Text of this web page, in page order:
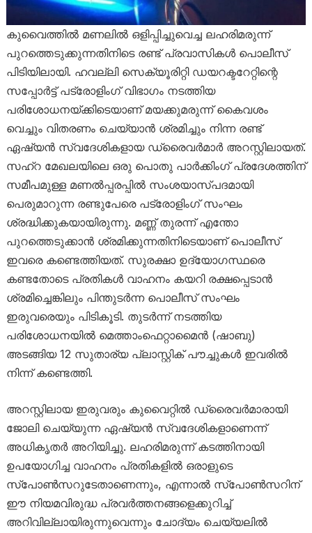
കുവൈത്തിൽ മണലിൽ ഒളിപ്പിച്ചുവെച്ച ലഹരിമരുന്ന്
പുറത്തെടുക്കുന്നതിനിടെ രണ്ട് പ്രവാസികൾ പൊലീസ്
പിടിയിലായി. ഹവല്ലി സെക്യൂരിറ്റി ഡയറക്ടറേറ്റിന്റെ
സപ്പോർട്ട് പട്രോളിംഗ് വിഭാഗം നടത്തിയ
പരിശോധനയ്ക്കിടെയാണ് മയക്കുമരുന്ന് കൈവശം
വെച്ചും വിതരണം ചെയ്യാൻ ശ്രമിച്ചും നിന്ന രണ്ട്
ഏഷ്യൻ സ്വദേശികളായ ഡ്രൈവർമാർ അറസ്റ്റിലായത്.
സഹ്റ മേഖലയിലെ ഒരു പൊതു പാർക്കിംഗ് പ്രദേശത്തിന്
സമീപമുള്ള മണൽപ്പരപ്പിൽ സംശയാസ്പദമായി
പെരുമാറുന്ന രണ്ടുപേരെ പട്രോളിംഗ് സംഘം
ശ്രദ്ധിക്കുകയായിരുന്നു. മണ്ണ് തുരന്ന് എന്തോ
പുറത്തെടുക്കാൻ ശ്രമിക്കുന്നതിനിടെയാണ് പൊലീസ്
ഇവരെ കണ്ടെത്തിയത്. സുരക്ഷാ ഉദ്യോഗസ്ഥരെ
കണ്ടതോടെ പ്രതികൾ വാഹനം കയറി രക്ഷപ്പെടാൻ
ശ്രമിച്ചെങ്കിലും പിന്തുടർന്ന പൊലീസ് സംഘം
ഇരുവരെയും പിടികൂടി. തുടർന്ന് നടത്തിയ
പരിശോധനയിൽ മെത്താംഫെറ്റാമൈൻ (ഷാബു)
അടങ്ങിയ 12 സുതാര്യ പ്ലാസ്റ്റിക് പൗച്ചുകൾ ഇവരിൽ
നിന്ന് കണ്ടെത്തി.
അറസ്റ്റിലായ ഇരുവരും കുവൈറ്റിൽ ഡ്രൈവർമാരായി
ജോലി ചെയ്യുന്ന ഏഷ്യൻ സ്വദേശികളാണെന്ന്
അധികൃതർ അറിയിച്ചു. ലഹരിമരുന്ന് കടത്തിനായി
ഉപയോഗിച്ച വാഹനം പ്രതികളിൽ ഒരാളുടെ
സ്പോൺസറുടേതാണെന്നും, എന്നാൽ സ്പോൺസറിന്
ഈ നിയമവിരുദ്ധ പ്രവർത്തനങ്ങളെക്കുറിച്ച്
അറിവില്ലായിരുന്നുവെന്നും ചോദ്യം ചെയ്യലിൽ